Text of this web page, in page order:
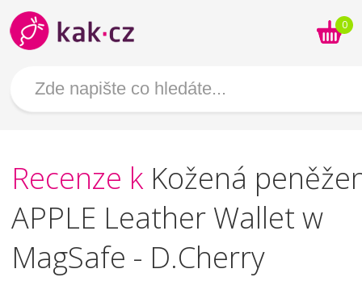
0
Recenze k Kožená
APPLE Leather Wallet w
MagSafe - D.Cherry